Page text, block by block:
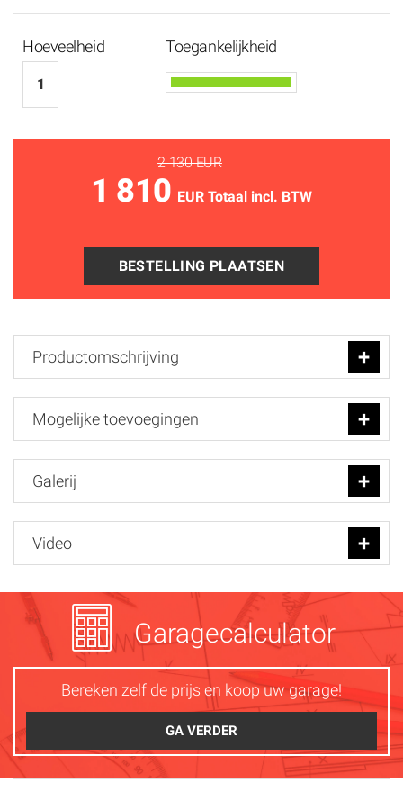
Hoeveelheid Toegankelijkheid
2 130 EUR
1 810 EUR Totaal incl. BTW
Productomschrijving
Mogelijke toevoegingen
Galerij
Video
Garagecalculator
Bereken zelf de prijs en koop uw garage!
GA VERDER